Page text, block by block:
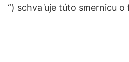
“) schvaľuje túto smernicu o